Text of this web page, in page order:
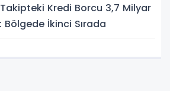
Kredi Borcu 3,7 Milyar
Bölgede İkinci Sırada